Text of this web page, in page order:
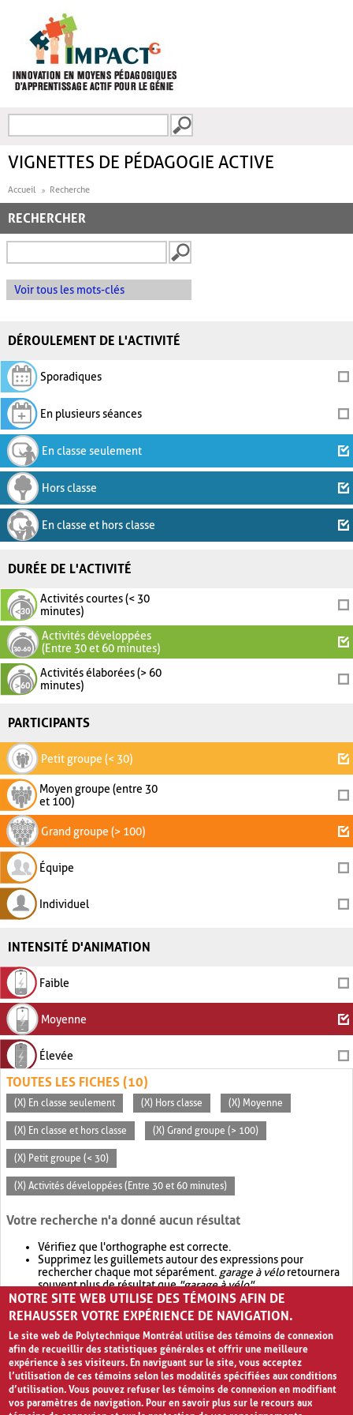
FORMULAIRE DE
VIGNETTES DE PÉDAGOGIE ACTIVE
Accueil Recherche
RECHERCHER
Voir tous les mots-clés
DÉROULEMENT DE L'ACTIVITÉ
Sporadiques
En plusieurs séances
En classe seulement
Hors classe
En classe et hors classe
DURÉE DE L'ACTIVITÉ
Activités courtes (< 30
minutes)
Activités développées
(Entre 30 et 60 minutes)
Activités élaborées (> 60
minutes)
PARTICIPANTS
Petit groupe (< 30)
Moyen groupe (entre 30
et 100)
Grand groupe (> 100)
Équipe
Individuel
INTENSITÉ D'ANIMATION
Faible
Moyenne
Élevée
TOUTES LES FICHES (10)
(X) En classe seulement (X) Hors classe (X) Moyenne
(X) En classe et hors classe (X) Grand groupe (> 100)
(X) Petit groupe (< 30)
(X) Activités développées (Entre 30 et 60 minutes)
Votre recherche n'a donné aucun résultat
Vérifiez que l'orthographe est correcte.
Supprimez les guillemets autour des expressions pour
rechercher chaque mot séparément. garage à véloretournera
souvent plus de résultat que"garage à vélo".
Envisagez d'élargir votre recherche avec OR.garage OR vélo
retournera souvent plus de résultat quegarage à vélo
NOTRE SITE WEB UTILISE DES TÉMOINS AFIN DE
REHAUSSER VOTRE EXPÉRIENCE DE NAVIGATION.
Le site web de Polytechnique Montréal utilise des témoins de connexion
afin de recueillir des statistiques générales et offrir une meilleure
expérience à ses visiteurs. En naviguant sur le site, vous acceptez
l’utilisation de ces témoins selon les modalités spécifiées aux conditions
d’utilisation. Vous pouvez refuser les témoins de connexion en modifiant
vos paramètres de navigation. Pour en savoir plus sur le recours aux